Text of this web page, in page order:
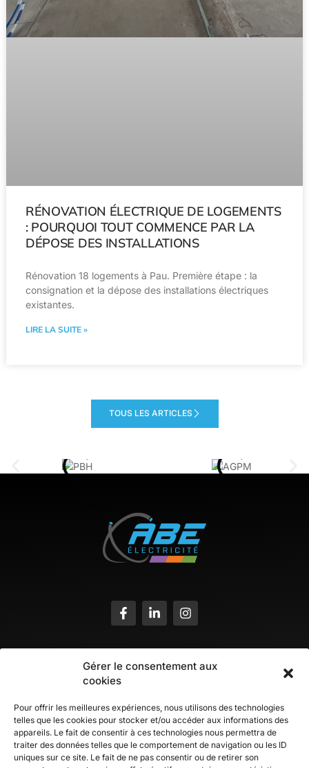
Gérer le consentement aux
cookies
Pour offrir les meilleures expériences, nous utilisons des technologies
telles que les cookies pour stocker et/ou accéder aux informations des
appareils. Le fait de consentir à ces technologies nous permettra de
traiter des données telles que le comportement de navigation ou les ID
uniques sur ce site. Le fait de ne pas consentir ou de retirer son
RÉNOVATION ÉLECTRIQUE DE LOGEMENTS
: POURQUOI TOUT COMMENCE PAR LA
DÉPOSE DES INSTALLATIONS
Rénovation 18 logements à Pau. Première étape : la
consignation et la dépose des installations électriques
existantes.
LIRE LA SUITE »
TOUS LES ARTICLES
Contact
ZA Berlanne, 28 rue du pont long
05 59 33 76 91
Du Lundi au Jeudi : 8h-12h et 13h30-17h30